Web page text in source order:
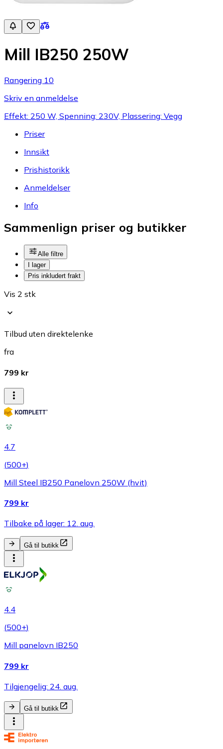
Mill IB250 250W
Rangering 10
Skriv en anmeldelse
Effekt: 250 W, Spenning: 230V, Plassering: Vegg
Priser
Innsikt
Prishistorikk
Anmeldelser
Info
Sammenlign priser og butikker
Alle filtre
I lager
Pris inkludert frakt
Vis 2 stk
Tilbud uten direktelenke
fra
799 kr
4.7
(500+)
Mill Steel IB250 Panelovn 250W (hvit)
799 kr
Tilbake på lager: 12. aug.
Gå til butikk
4.4
(500+)
Mill panelovn IB250
799 kr
Tilgjengelig: 24. aug.
Gå til butikk